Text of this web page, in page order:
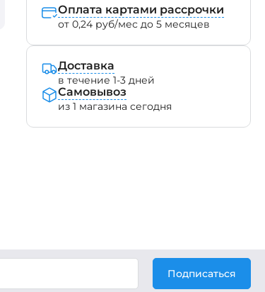
Оплата картами рассрочки
от 0,24 руб/мес до 5 месяцев
Доставка
в течение 1-3 дней
Самовывоз
из 1 магазина сегодня
Подписаться